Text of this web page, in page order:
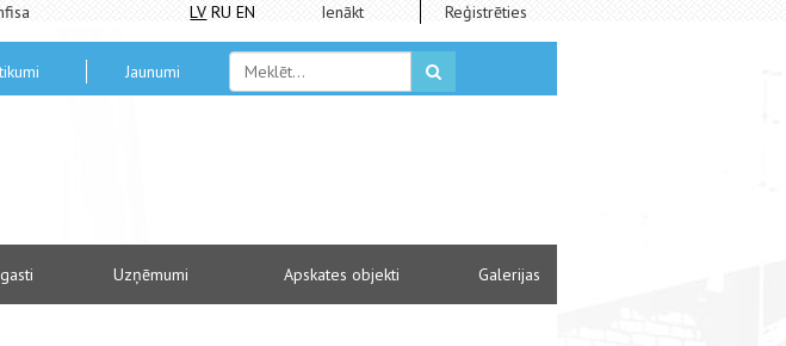
LV RU EN Ienākt Reģistrēties
Jaunumi
Uzņēmumi Apskates objekti Galerijas